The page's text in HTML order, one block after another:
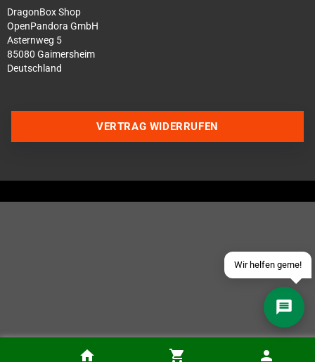
DragonBox Shop
OpenPandora GmbH
Asternweg 5
85080 Gaimersheim
Deutschland
Wir helfen gerne!
Über WhatsApp schreiben
Schick uns eine eMail
VERTRAG WIDERRUFEN